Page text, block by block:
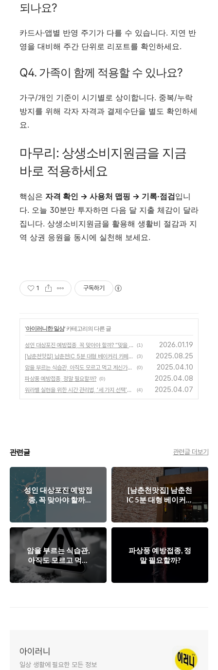
되나요?
카드사·앱별 반영 주기가 다를 수 있습니다. 지연 반
영을 대비해 주간 단위로 리포트를 확인하세요.
Q4. 가족이 함께 적용할 수 있나요?
가구/개인 기준이 시기별로 상이합니다. 중복/누락
방지를 위해 각자 자격과 결제수단을 별도 확인하세
요.
마무리: 상생소비지원금을 지금
바로 적용하세요
핵심은 자격 확인 → 사용처 맵핑 → 기록·점검입니
다. 오늘 30분만 투자하면 다음 달 지출 체감이 달라
집니다. 상생소비지원금을 활용해 생활비 절감과 지
역 상권 응원을 동시에 실천해 보세요.
1 구독하기
'아이러니한 일상' 카테고리의 다른 글
성인 대상포진 예방접종, 꼭 맞아야 할까? “맞을 사람 기준”부터 정리합니다 (1) 2026.01.19
[남춘천맛집] 남춘천IC 5분 대형 베이커리 카페 38마일(38MILE) 방문기 (3) 2025.08.25
암을 부르는 식습관, 아직도 모르고 먹고 계신가요? (0) 2025.04.10
파상풍 예방접종, 정말 필요할까? (0) 2025.04.08
워라밸 실현을 위한 시간 관리법, ‘세 가지 선택’으로 삶의 균형을 찾다 (4) 2025.04.07
관련글 관련글 더보기
성인 대상포진 예방접
종, 꼭 맞아야 할까?
“맞을 사람 기준”부터
[남춘천맛집] 남춘천
IC 5분 대형 베이커리
카페 38마일
(38MILE) 방문기
암을 부르는 식습관,
아직도 모르고 먹고
계신가요?
파상풍 예방접종, 정
말 필요할까?
아이러니
일상 생활에 필요한 모든 정보